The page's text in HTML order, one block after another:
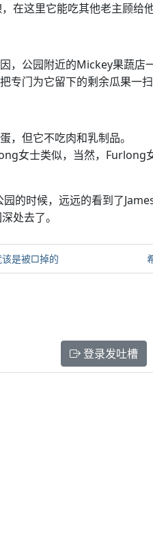
在这里它能吃其他老主顾给
，公园附近的Mickey果蔬店
专门为它留下的剩余瓜果一扫
，但它不吃肉和乳制品。
女士类似，当然，Furlong
的时候，远远的看到了
处去了。
该是被□掉的
登录发吐槽